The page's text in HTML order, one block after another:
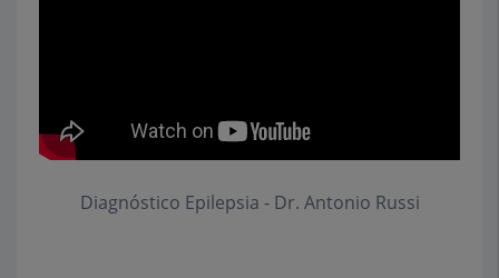
Diagnóstico Epilepsia - Dr. Antonio Russi